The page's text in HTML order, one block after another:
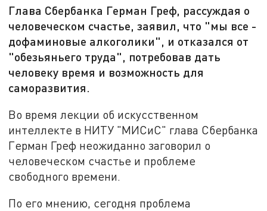
Глава Сбербанка Герман Греф, рассуждая о
человеческом счастье, заявил, что "мы все -
дофаминовые алкоголики", и отказался от
"обезьяньего труда", потребовав дать
человеку время и возможность для
саморазвития.
Во время лекции об искусственном
интеллекте в НИТУ "МИСиС" глава Сбербанка
Герман Греф неожиданно заговорил о
человеческом счастье и проблеме
свободного времени.
По его мнению, сегодня проблема